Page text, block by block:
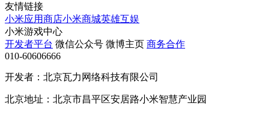
友情链接
小米应用商店小米商城英雄互娱
小米游戏中心
开发者平台 微信公众号 微博主页 商务合作
010-60606666
开发者：北京瓦力网络科技有限公司
北京地址：北京市昌平区安居路小米智慧产业园